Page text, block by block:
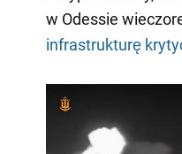
w Odessie
infrastrukturę